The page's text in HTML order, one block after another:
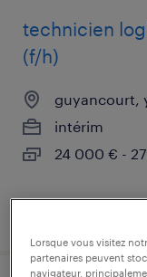
technicien
(f/h)
guyancourt,
intérim
24 000 € -
Lorsque vous visitez
partenaires peuvent
navigateur,